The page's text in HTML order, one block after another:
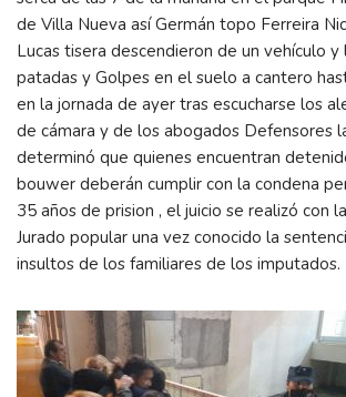
de Villa Nueva así Germán topo Ferreira
Lucas tisera descendieron de un vehículo y
patadas y Golpes en el suelo a cantero
en la jornada de ayer tras escucharse los
de cámara y de los abogados Defensores
determinó que quienes encuentran
bouwer deberán cumplir con la condena
35 años de prision , el juicio se realizó con
Jurado popular una vez conocido la
insultos de los familiares de los imputados.